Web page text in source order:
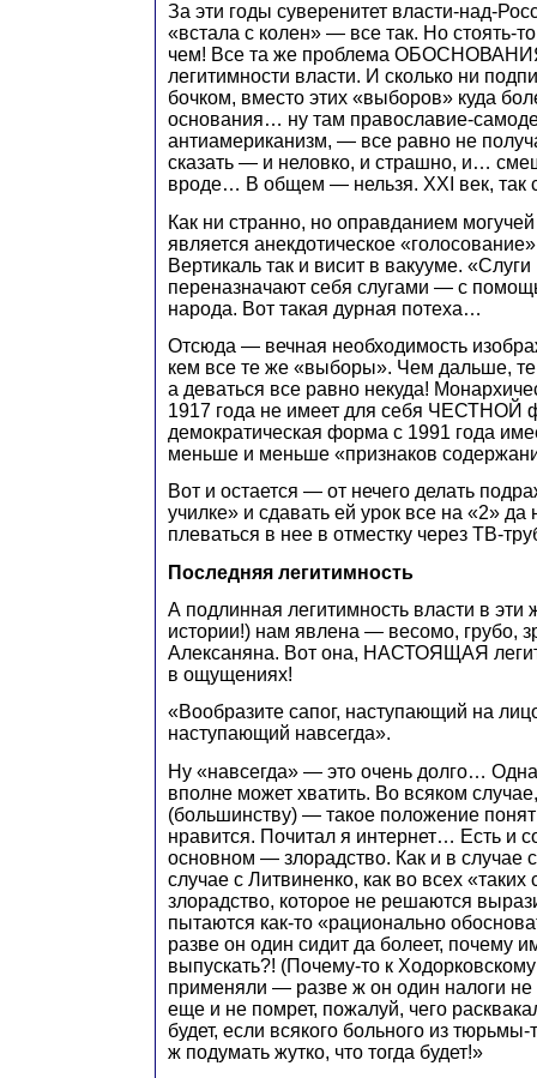
За эти годы суверенитет власти-над-
«встала с колен» — все так. Но стоять-
чем! Все та же проблема
легитимности власти. И сколько ни
бочком, вместо этих «выборов» куда
основания… ну там православие-
антиамериканизм, — все равно не
сказать — и неловко, и страшно, и…
вроде… В общем — нельзя. XXI век, так
Как ни странно, но оправданием
является анекдотическое
Вертикаль так и висит в вакууме.
переназначают себя слугами — с
народа. Вот такая дурная потеха…
Отсюда — вечная необходимость
кем все те же «выборы». Чем дальше,
а деваться все равно некуда!
1917 года не имеет для себя ЧЕСТНОЙ
демократическая форма с 1991 года
меньше и меньше «признаков
Вот и остается — от нечего делать
училке» и сдавать ей урок все на «2» да
плеваться в нее в отместку через ТВ-
Последняя легитимность
А подлинная легитимность власти в эти
истории!) нам явлена — весомо, грубо,
Алексаняна. Вот она, НАСТОЯЩАЯ
в ощущениях!
«Вообразите сапог, наступающий на
наступающий навсегда».
Ну «навсегда» — это очень долго…
вполне может хватить. Во всяком
(большинству) — такое положение
нравится. Почитал я интернет… Есть и
основном — злорадство. Как и в случае
случае с Литвиненко, как во всех
злорадство, которое не решаются
пытаются как-то «рационально
разве он один сидит да болеет, почему
выпускать?! (Почему-то к Ходорковскому
применяли — разве ж он один налоги
еще и не помрет, пожалуй, чего
будет, если всякого больного из
ж подумать жутко, что тогда будет!»